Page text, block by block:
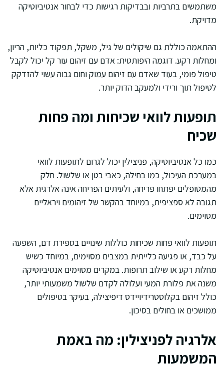
משתמשים בתרביות ובבדיקות רגישות כדי לבחור אנטיביוטיקה
מדויקת.
ההתאמה כוללת גם שיקולים של גיל, משקל, תפקוד כליות, הריון,
ומחלות רקע. דוגמה היפותטית: אדם עם זיהום עור קל יכול לקבל
טיפול פומי, בעוד שאדם עם זיהום עמוק וחום גבוה עשוי להזדקק
לטיפול תוך ורידי ולמעקב הדוק יותר.
תופעות לוואי שכיחות ומה פחות
שכיח
כמו כל אנטיביוטיקה, פניצילין יכול לגרום לתופעות לוואי
במערכת העיכול, כמו בחילה, כאבי בטן או שלשול. חלק
מהמטופלים יפתחו פריחה, ולעיתים הפריחה אינה אלרגית אלא
תגובה לא ספציפית, במיוחד בהקשר של זיהומים ויראליים
מסוימים.
תופעות לוואי פחות שכיחות כוללות שינויים בספירת דם, השפעה
על כבד, או פגיעה כלייתית במצבים מסוימים, במיוחד כשיש
מחלות רקע או שילוב תרופות. במקרים מסוימים אנטיביוטיקה
משנה את פלורת המעי ועלולה לקדם שלשול משמעותי יותר,
כולל זיהום בקלוסטרידיויידס דיפיצילה, בעיקר בטיפולים
ממושכים או בחולים בסיכון.
אלרגיה לפניצילין: מה באמת
המשמעות